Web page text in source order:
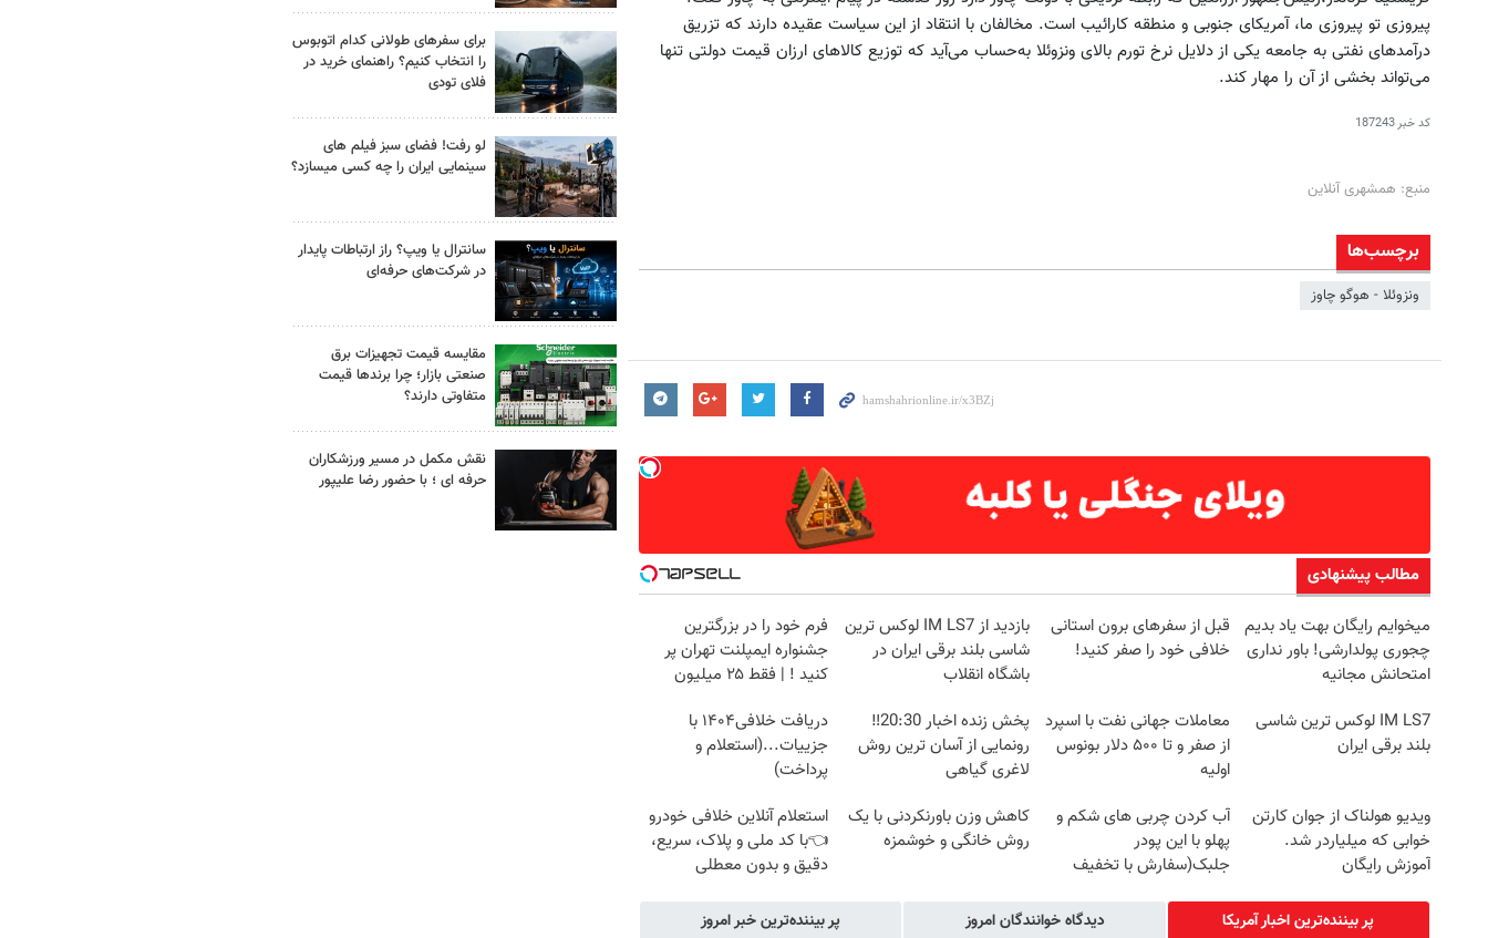
پیروزی تو پیروزی ما، آمریکای جنوبی و منطقه کارائیب است. مخالفان با انتقاد از این سیاست عقیده دارند که تزریق
درآمدهای نفتی به جامعه یکی از دلایل نرخ تورم بالای ونزوئلا به‌حساب می‌آید که توزیع کالاهای ارزان قیمت دولتی تنها
می‌تواند بخشی از آن را مهار ‌کند.
کد خبر187243
منبع: همشهری آنلاین
برچسب‌ها
ونزوئلا - هوگو چاوز
مطالب پیشنهادی
میخوایم رایگان بهت یاد بدیم
چجوری پولدارشی! باور نداری
امتحانش مجانیه
قبل از سفرهای برون استانی
خلافی خود را صفر کنید!
بازدید از IM LS7 لوکس ترین
شاسی بلند برقی ایران در
باشگاه انقلاب
فرم خود را در بزرگترین
جشنواره ایمپلنت تهران پر
کنید ! | فقط ۲۵ میلیون
IM LS7 لوکس ترین شاسی
بلند برقی ایران
معاملات جهانی نفت با اسپرد
از صفر و تا ۵۰۰ دلار بونوس
اولیه
پخش زنده اخبار 20:30‼️
رونمایی از آسان ترین روش
لاغری گیاهی
دریافت خلافی۱۴۰۴ با
جزییات...(استعلام و
پرداخت)
ویدیو هولناک از جوان کارتن
خوابی که میلیاردر شد.
آموزش رایگان
آب کردن چربی های شکم و
پهلو با این پودر
جلبک(سفارش با تخفیف
کاهش وزن باورنکردنی با یک
روش خانگی و خوشمزه
استعلام آنلاین خلافی خودرو
👈با کد ملی و پلاک، سریع،
دقیق و بدون معطلی
پر بیننده‌ترین اخبار آمریکا دیدگاه خوانندگان امروز پر بیننده‌ترین خبر امروز
برای سفرهای طولانی کدام اتوبوس
را انتخاب کنیم؟ راهنمای خرید در
فلای تودی
لو رفت! فضای سبز فیلم های
سینمایی ایران را چه کسی میسازد؟
سانترال یا ویپ؟ راز ارتباطات پایدار
در شرکت‌های حرفه‌ای
مقایسه قیمت تجهیزات برق
صنعتی بازار؛ چرا برندها قیمت
متفاوتی دارند؟
نقش مکمل در مسیر ورزشکاران
حرفه ای ؛ با حضور رضا علیپور